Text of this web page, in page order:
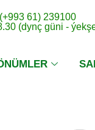
61) 239100
(dynç güni -